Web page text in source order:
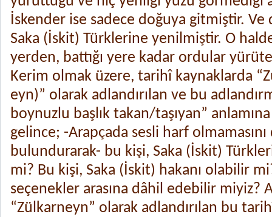
İskender ise sadece doğuya gitmiştir.
Saka (İskit) Türklerine yenilmiştir. O
yerden, battığı yere kadar ordular
Kerim olmak üzere, tarihî kaynaklarda
eyn)” olarak adlandırılan ve bu
boynuzlu başlık takan/taşıyan”
gelince; -Arapçada sesli harf
bulundurarak- bu kişi, Saka (İskit)
mi? Bu kişi, Saka (İskit) hakanı olabilir
seçenekler arasına dâhil edebilir miyiz?
“Zülkarneyn” olarak adlandırılan bu